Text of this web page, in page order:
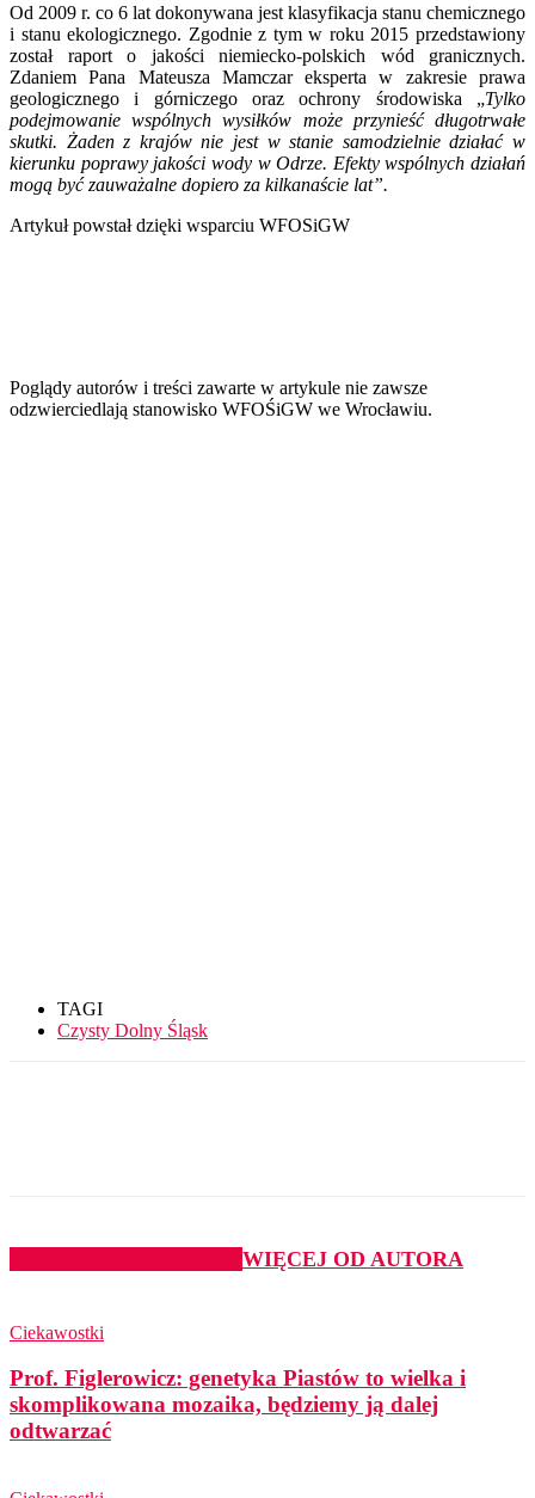
Od 2009 r. co 6 lat dokonywana jest klasyfikacja stanu chemicznego
i stanu ekologicznego. Zgodnie z tym w roku 2015 przedstawiony
został raport o jakości niemiecko-polskich wód granicznych.
Zdaniem Pana Mateusza Mamczar eksperta w zakresie prawa
geologicznego i górniczego oraz ochrony środowiska „Tylko
podejmowanie wspólnych wysiłków może przynieść długotrwałe
skutki. Żaden z krajów nie jest w stanie samodzielnie działać w
kierunku poprawy jakości wody w Odrze. Efekty wspólnych działań
mogą być zauważalne dopiero za kilkanaście lat”.
Artykuł powstał dzięki wsparciu WFOSiGW
Poglądy autorów i treści zawarte w artykule nie zawsze
odzwierciedlają stanowisko WFOŚiGW we Wrocławiu.
TAGI
Czysty Dolny Śląsk
WIĘCEJ OD AUTORA
Ciekawostki
Prof. Figlerowicz: genetyka Piastów to wielka i
skomplikowana mozaika, będziemy ją dalej
odtwarzać